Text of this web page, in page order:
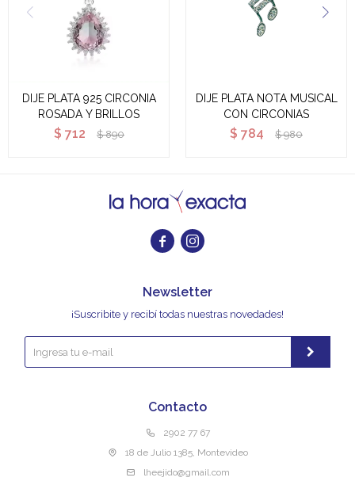
DIJE PLATA 925 CIRCONIA
ROSADA Y BRILLOS
$ 712 $ 890
DIJE PLATA NOTA MUSICAL
CON CIRCONIAS
$ 784 $ 980
 
Contacto
2902 77 67
18 de Julio 1385, Montevideo
lheejido@gmail.com
Newsletter
¡Suscribite y recibí todas nuestras novedades!